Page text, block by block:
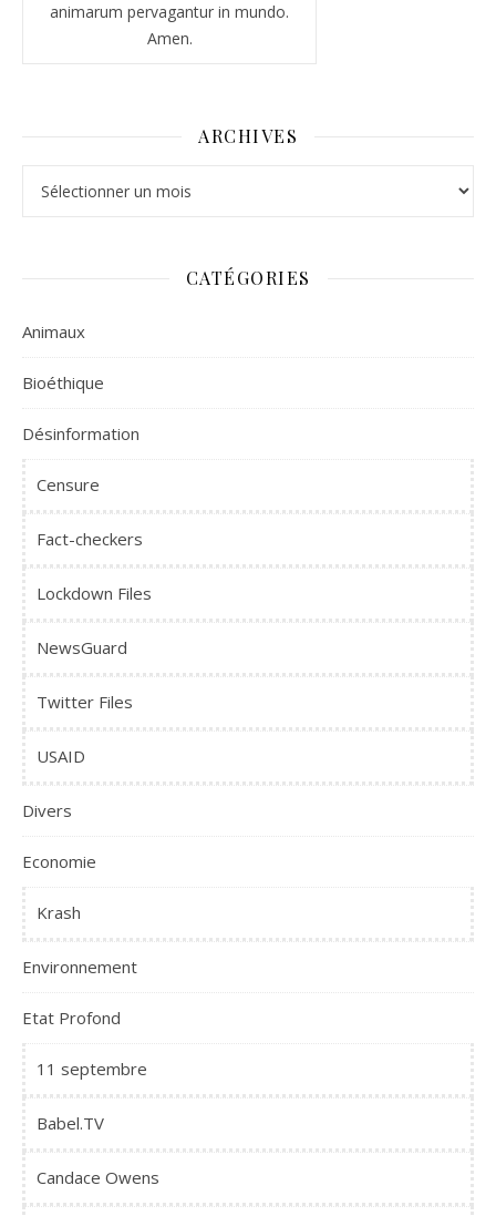
animarum pervagantur in mundo.
Amen.
ARCHIVES
CATÉGORIES
Animaux
Bioéthique
Désinformation
Censure
Fact-checkers
Lockdown Files
NewsGuard
Twitter Files
USAID
Divers
Economie
Krash
Environnement
Etat Profond
11 septembre
Babel.TV
Candace Owens